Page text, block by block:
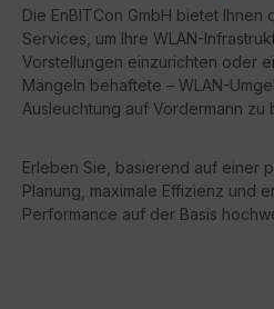
Die EnBITCon GmbH bietet Ihnen
Services, um Ihre WLAN-
Vorstellungen einzurichten oder
Mängeln behaftete – WLAN-
Ausleuchtung auf Vordermann zu
Erleben Sie, basierend auf einer
Planung, maximale Effizienz und
Performance auf der Basis